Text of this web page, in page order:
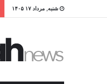
شنبه, مرداد ۱۷ ۱۴۰۵